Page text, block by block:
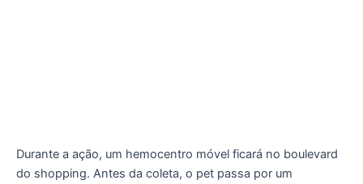
Durante a ação, um hemocentro móvel ficará no boulevard
do shopping. Antes da coleta, o pet passa por um